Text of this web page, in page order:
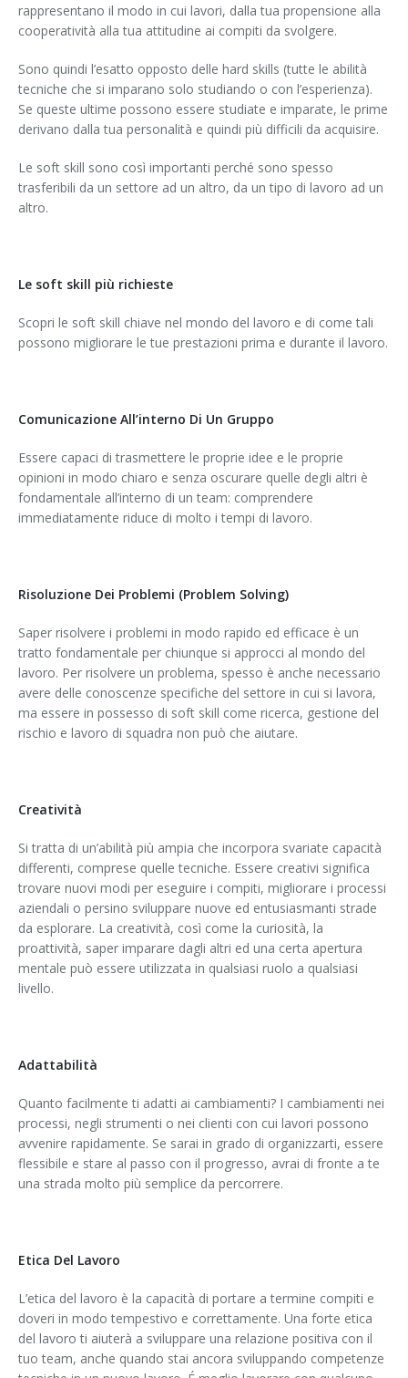
rappresentano il modo in cui lavori, dalla tua propensione alla
cooperatività alla tua attitudine ai compiti da svolgere.
Sono quindi l’esatto opposto delle hard skills (tutte le abilità
tecniche che si imparano solo studiando o con l’esperienza).
Se queste ultime possono essere studiate e imparate, le prime
derivano dalla tua personalità e quindi più difficili da acquisire.
Le soft skill sono così importanti perché sono spesso
trasferibili da un settore ad un altro, da un tipo di lavoro ad un
altro.
Le soft skill più richieste
Scopri le soft skill chiave nel mondo del lavoro e di come tali
possono migliorare le tue prestazioni prima e durante il lavoro.
Comunicazione All’interno Di Un Gruppo
Essere capaci di trasmettere le proprie idee e le proprie
opinioni in modo chiaro e senza oscurare quelle degli altri è
fondamentale all’interno di un team: comprendere
immediatamente riduce di molto i tempi di lavoro.
Risoluzione Dei Problemi (Problem Solving)
Saper risolvere i problemi in modo rapido ed efficace è un
tratto fondamentale per chiunque si approcci al mondo del
lavoro. Per risolvere un problema, spesso è anche necessario
avere delle conoscenze specifiche del settore in cui si lavora,
ma essere in possesso di soft skill come ricerca, gestione del
rischio e lavoro di squadra non può che aiutare.
Creatività
Si tratta di un’abilità più ampia che incorpora svariate capacità
differenti, comprese quelle tecniche. Essere creativi significa
trovare nuovi modi per eseguire i compiti, migliorare i processi
aziendali o persino sviluppare nuove ed entusiasmanti strade
da esplorare. La creatività, così come la curiosità, la
proattività, saper imparare dagli altri ed una certa apertura
mentale può essere utilizzata in qualsiasi ruolo a qualsiasi
livello.
Adattabilità
Quanto facilmente ti adatti ai cambiamenti? I cambiamenti nei
processi, negli strumenti o nei clienti con cui lavori possono
avvenire rapidamente. Se sarai in grado di organizzarti, essere
flessibile e stare al passo con il progresso, avrai di fronte a te
una strada molto più semplice da percorrere.
Etica Del Lavoro
L’etica del lavoro è la capacità di portare a termine compiti e
doveri in modo tempestivo e correttamente. Una forte etica
del lavoro ti aiuterà a sviluppare una relazione positiva con il
tuo team, anche quando stai ancora sviluppando competenze